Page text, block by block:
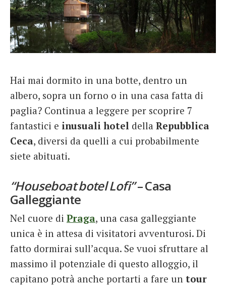
Italiano
German
English
French
Italiano
Hai mai dormito in una botte, dentro un
albero, sopra un forno o in una casa fatta di
paglia? Continua a leggere per scoprire 7
fantastici e inusuali hotel della Repubblica
Ceca, diversi da quelli a cui probabilmente
siete abituati.
“Houseboat botel Lofi”– Casa
Galleggiante
Nel cuore di Praga, una casa galleggiante
unica è in attesa di visitatori avventurosi. Di
fatto dormirai sull’acqua. Se vuoi sfruttare al
massimo il potenziale di questo alloggio, il
capitano potrà anche portarti a fare un tour